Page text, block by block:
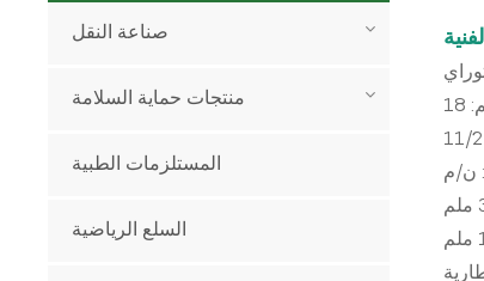
ن/م
صناعة النقل
منتجات حماية السلامة
المستلزمات الطبية
السلع الرياضية